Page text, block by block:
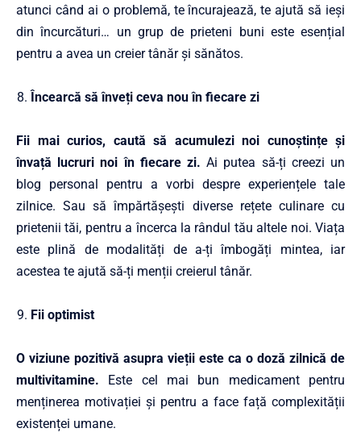
atunci când ai o problemă, te încurajează, te ajută să ieși
din încurcături… un grup de prieteni buni este esențial
pentru a avea un creier tânăr și sănătos.
Încearcă să înveți ceva nou în fiecare zi
Fii mai curios, caută să acumulezi noi cunoștințe și
învață lucruri noi în fiecare zi. Ai putea să-ți creezi un
blog personal pentru a vorbi despre experiențele tale
zilnice. Sau să împărtășești diverse rețete culinare cu
prietenii tăi, pentru a încerca la rândul tău altele noi. Viața
este plină de modalități de a-ți îmbogăți mintea, iar
acestea te ajută să-ți menții creierul tânăr.
Fii optimist
O viziune pozitivă asupra vieții este ca o doză zilnică de
multivitamine. Este cel mai bun medicament pentru
menținerea motivației și pentru a face față complexității
existenței umane.